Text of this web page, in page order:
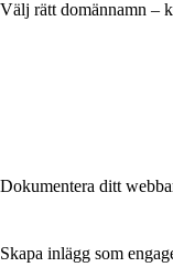
Välj rätt domännamn –
Dokumentera ditt
Skapa inlägg som